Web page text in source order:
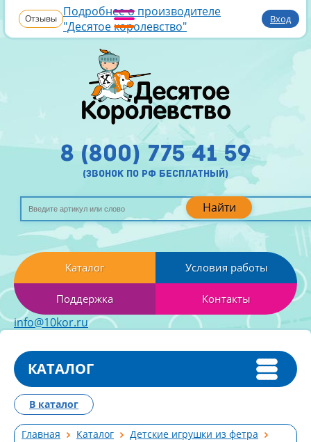
Отзывы Подробнее о производителе
"Десятое королевство"
Вход
Найти
8 (800) 775 41 59
(звонок по рф бесплатный)
Каталог Условия работы
Поддержка Контакты
info@10kor.ru
КАТАЛОГ
Главная Каталог
Детские игрушки из фетра
В каталог